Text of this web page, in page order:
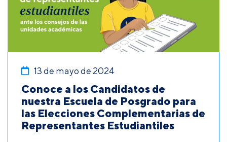
13 de mayo de 2024
Conoce a los Candidatos de
nuestra Escuela de Posgrado para
las Elecciones Complementarias de
Representantes Estudiantiles